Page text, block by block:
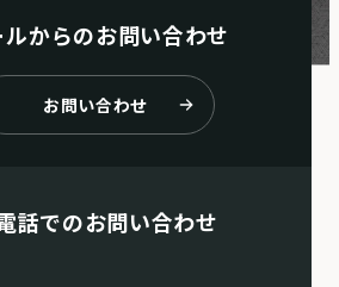
ルからのお問い合わせ
お問い合わせ
話でのお問い合わせ